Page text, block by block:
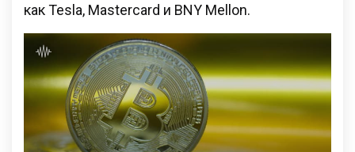
как Tesla, Mastercard и BNY Mellon.